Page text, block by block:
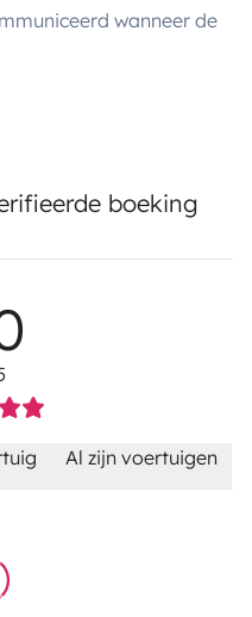
wanneer de
boeking
Al zijn voertuigen